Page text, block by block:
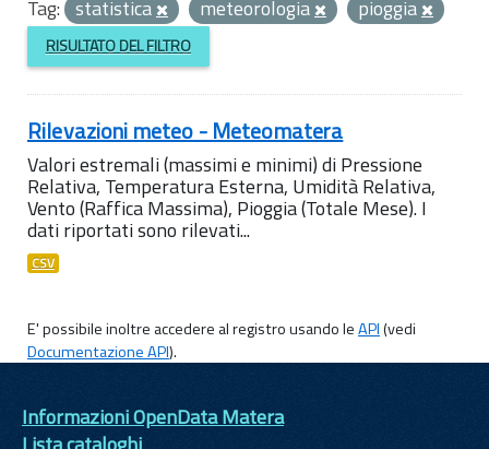
Tag: statistica meteorologia pioggia
RISULTATO DEL FILTRO
Rilevazioni meteo - Meteomatera
Valori estremali (massimi e minimi) di Pressione
Relativa, Temperatura Esterna, Umidità Relativa,
Vento (Raffica Massima), Pioggia (Totale Mese). I
dati riportati sono rilevati...
CSV
E' possibile inoltre accedere al registro usando leAPI(vedi
Documentazione API).
Informazioni OpenData Matera